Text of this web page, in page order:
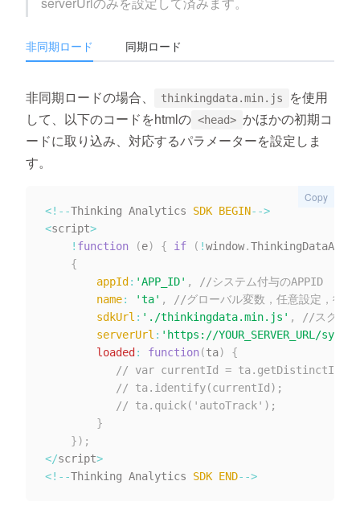
非同期ロード 同期ロード
非同期ロードの場合、 thinkingdata.min.js
を使用
して、以下のコードをhtmlの <head> かほかの初期コ
ードに取り込み、対応するパラメーターを設定しま
す。
<! --Thinking Analytics SDK BEGIN-->
<script>
! function (e) { if ( !window.
{
appId: 'APP_ID' ,
//システム付与のAPPID
name: 'ta' ,
//グローバル変数，任意設定，後続
sdkUrl : './thinkingdata.min.js' ,
//スクリプ
serverUrl : 'https://YOUR_SERVER_URL/
loaded: function(ta)
{
// var currentId = ta.getDistinctId();
// ta.identify(currentId);
// ta.quick('autoTrack');
}
}) ;
</script>
<! --Thinking Analytics SDK END-->
Copy